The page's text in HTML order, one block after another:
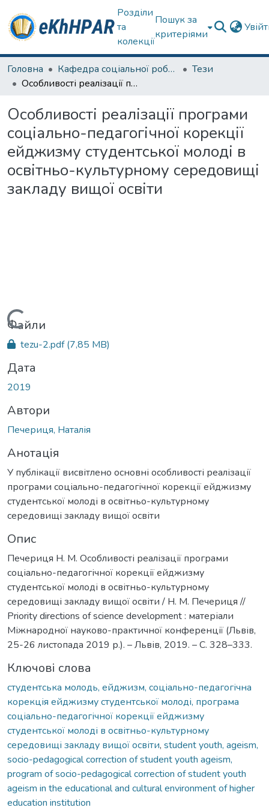
Розділи
та
колекції
Пошук за
критеріями
Головна Кафедра соціальної роботи
Тези
Особливості реалізації програми соціально-педагогічної корекції ейджизму студентської молоді в освітньо-культурному середовищі закладу вищої освіти
Особливості реалізації програми
соціально-педагогічної корекції
ейджизму студентської молоді в
освітньо-культурному середовищі
закладу вищої освіти
Вантажиться...
Файли
tezu-2.pdf(7,85 MB)
Дата
2019
Автори
Печериця, Наталія
Анотація
У публікації висвітлено основні особливості реалізації
програми соціально-педагогічної корекції ейджизму
студентської молоді в освітньо-культурному
середовищі закладу вищої освіти
Опис
Печериця Н. М. Особливості реалізації програми
соціально-педагогічної корекції ейджизму
студентської молоді в освітньо-культурному
середовищі закладу вищої освіти / Н. М. Печериця //
Priority directions of science development : матеріали
Міжнародної науково-практичної конференції (Львів,
25-26 листопада 2019 р.). – Львів, 2019. – С. 328–333.
Ключові слова
студентська молодь, ейджизм, соціально-педагогічна
корекція ейджизму студентської молоді, програма
соціально-педагогічної корекції ейджизму
студентської молоді в освітньо-культурному
середовищі закладу вищої освіти, student youth, ageism,
socio-pedagogical correction of student youth ageism,
program of socio-pedagogical correction of student youth
ageism in the educational and cultural environment of higher
education institution